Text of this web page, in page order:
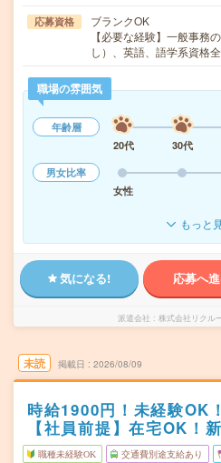
応募資格
ブランクOK
【必要な経験】一般事
し）、英語、語学系資格
職場の雰囲気
年齢層
20代
30代
男女比率
女性
もっと
気になる! 応募へ
派遣会社 株式会社リクル
未読 掲載日 2026/08/09
時給1900円！未経験OK
【社員前提】在宅OK！
職種未経験OK 交通費別途支給あり